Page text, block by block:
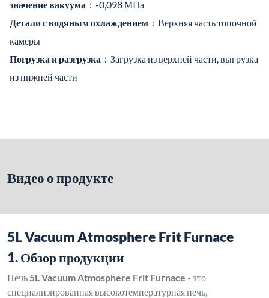
значение вакуума ：-0,098 МПа
Детали с водяным охлаждением ：Верхняя часть топочной
камеры
Погрузка и разгрузка ：Загрузка из верхней части, выгрузка
из нижней части
Видео о продукте
5L Vacuum Atmosphere Frit Furnace
1. Обзор продукции
Печь 5L Vacuum Atmosphere Frit Furnace - это
специализированная высокотемпературная печь,